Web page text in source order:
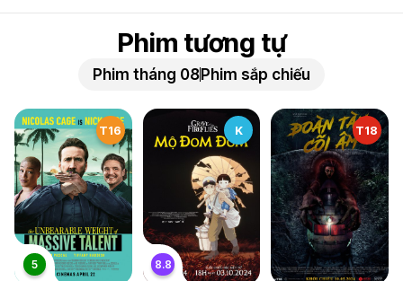
Phim tương tự
Phim tháng 08 Phim sắp chiếu
T16 K T18